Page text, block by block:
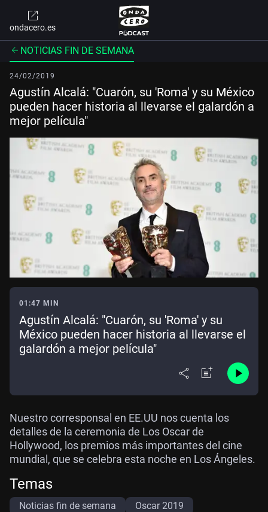
ondacero.es
NOTICIAS FIN DE SEMANA
24/02/2019
Agustín Alcalá: "Cuarón, su 'Roma' y su México
pueden hacer historia al llevarse el galardón a
mejor película"
01:47 MIN
Agustín Alcalá: "Cuarón, su 'Roma' y su
México pueden hacer historia al llevarse el
galardón a mejor película"
Nuestro corresponsal en EE.UU nos cuenta los
detalles de la ceremonia de Los Oscar de
Hollywood, los premios más importantes del cine
mundial, que se celebra esta noche en Los Ángeles.
Temas
Noticias fin de semana
Oscar 2019